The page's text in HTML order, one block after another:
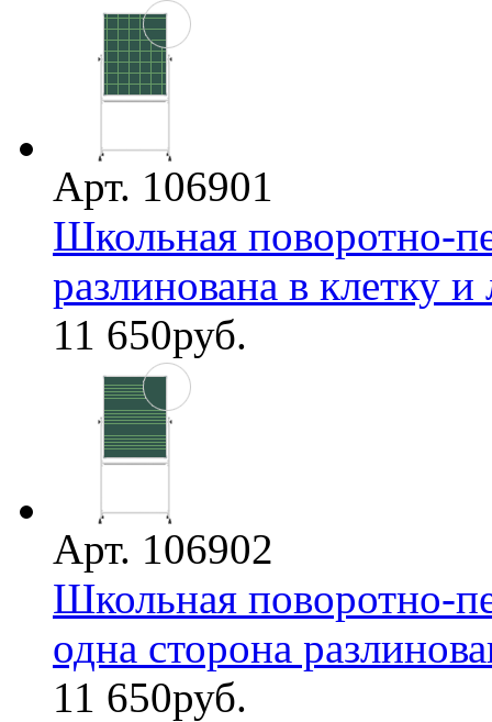
Арт. 106901
Школьная поворотно-
разлинована в клетку
11 650руб.
Арт. 106902
Школьная поворотно-
одна сторона
11 650руб.